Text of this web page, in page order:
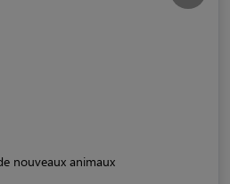
nouveaux animaux